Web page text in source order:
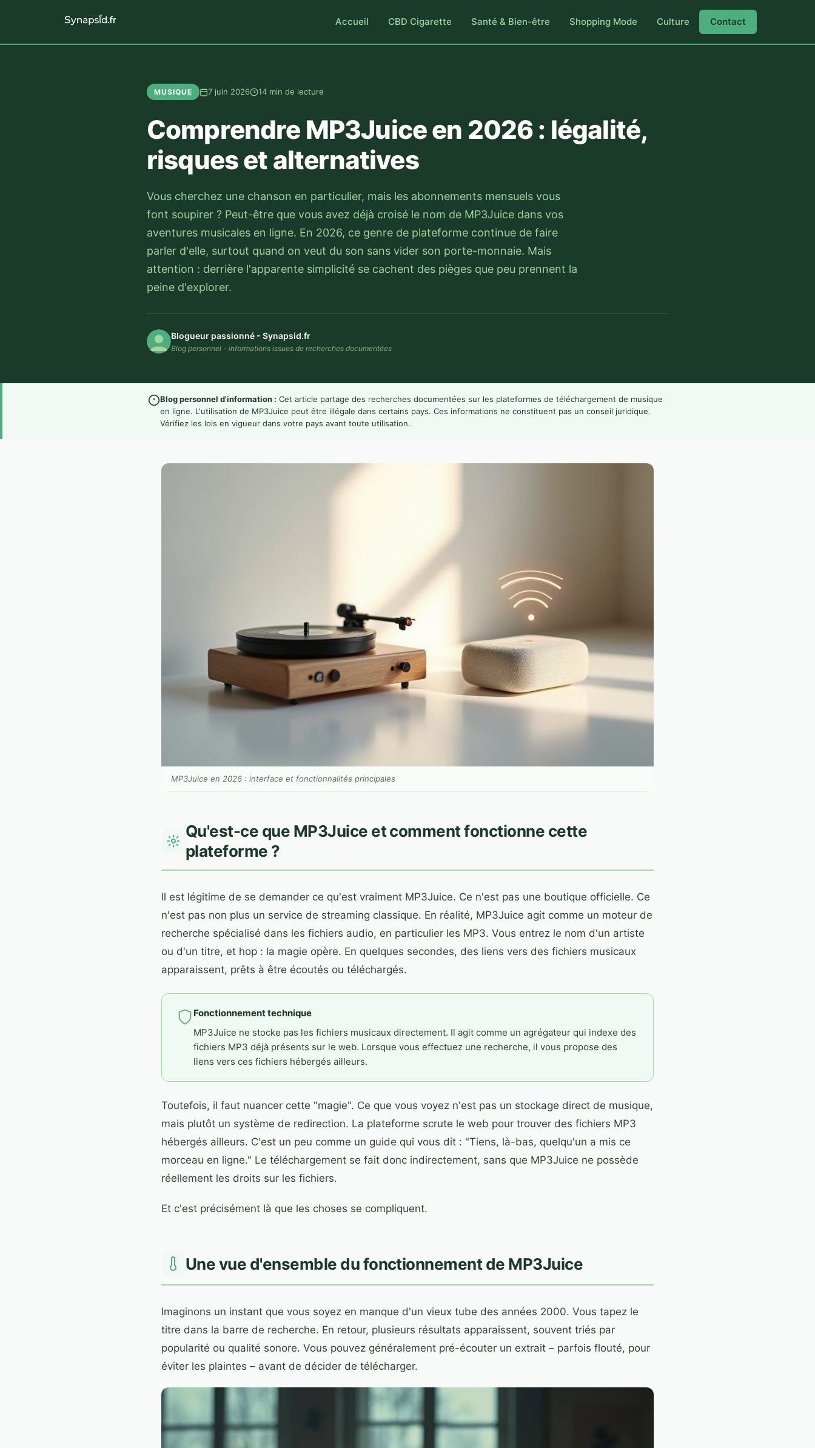
Accueil CBD Cigarette Santé & Bien-être Shopping Mode Culture Contact
MUSIQUE 7 juin 2026 14 min de lecture
Comprendre MP3Juice en 2026 : légalité,
risques et alternatives
Vous cherchez une chanson en particulier, mais les abonnements mensuels vous
font soupirer ? Peut-être que vous avez déjà croisé le nom de MP3Juice dans vos
aventures musicales en ligne. En 2026, ce genre de plateforme continue de faire
parler d'elle, surtout quand on veut du son sans vider son porte-monnaie. Mais
attention : derrière l'apparente simplicité se cachent des pièges que peu prennent la
peine d'explorer.
Blogueur passionné - Synapsid.fr
Blog personnel - informations issues de recherches documentées
Blog personnel d'information : Cet article partage des recherches documentées sur les plateformes de téléchargement de musique
en ligne. L'utilisation de MP3Juice peut être illégale dans certains pays. Ces informations ne constituent pas un conseil juridique.
Vérifiez les lois en vigueur dans votre pays avant toute utilisation.
MP3Juice en 2026 : interface et fonctionnalités principales
Qu'est-ce que MP3Juice et comment fonctionne cette
plateforme ?
Il est légitime de se demander ce qu'est vraiment MP3Juice. Ce n'est pas une boutique officielle. Ce
n'est pas non plus un service de streaming classique. En réalité, MP3Juice agit comme un moteur de
recherche spécialisé dans les fichiers audio, en particulier les MP3. Vous entrez le nom d'un artiste
ou d'un titre, et hop : la magie opère. En quelques secondes, des liens vers des fichiers musicaux
apparaissent, prêts à être écoutés ou téléchargés.
Fonctionnement technique
MP3Juice ne stocke pas les fichiers musicaux directement. Il agit comme un agrégateur qui indexe des
fichiers MP3 déjà présents sur le web. Lorsque vous effectuez une recherche, il vous propose des
liens vers ces fichiers hébergés ailleurs.
Toutefois, il faut nuancer cette "magie". Ce que vous voyez n'est pas un stockage direct de musique,
mais plutôt un système de redirection. La plateforme scrute le web pour trouver des fichiers MP3
hébergés ailleurs. C'est un peu comme un guide qui vous dit : "Tiens, là-bas, quelqu'un a mis ce
morceau en ligne." Le téléchargement se fait donc indirectement, sans que MP3Juice ne possède
réellement les droits sur les fichiers.
Et c'est précisément là que les choses se compliquent.
Une vue d'ensemble du fonctionnement de MP3Juice
Imaginons un instant que vous soyez en manque d'un vieux tube des années 2000. Vous tapez le
titre dans la barre de recherche. En retour, plusieurs résultats apparaissent, souvent triés par
popularité ou qualité sonore. Vous pouvez généralement pré-écouter un extrait – parfois flouté, pour
éviter les plaintes – avant de décider de télécharger.